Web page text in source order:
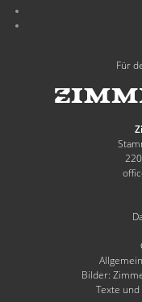
Für
Bilder:
Texte